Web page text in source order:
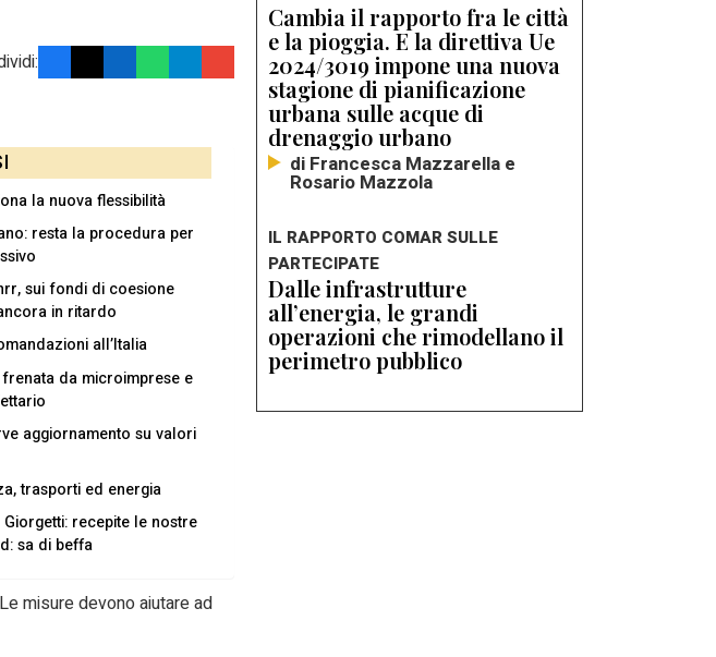
la nuova flessibilità
resta la procedura per
sui fondi di coesione
in ritardo
all’Italia
da microimprese e
aggiornamento su valori
trasporti ed energia
recepite le nostre
sa di beffa
misure devono aiutare ad
Cambia il rapporto fra le città
e la pioggia. E la direttiva Ue
2024/3019 impone una nuova
stagione di pianificazione
urbana sulle acque di
drenaggio urbano
di Francesca Mazzarella e
Rosario Mazzola
IL RAPPORTO COMAR SULLE
PARTECIPATE
Dalle infrastrutture
all’energia, le grandi
operazioni che rimodellano il
perimetro pubblico